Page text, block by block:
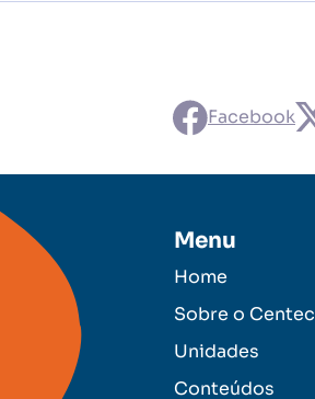
Facebook
Menu
Home
Sobre o Centec
Unidades
Conteúdos